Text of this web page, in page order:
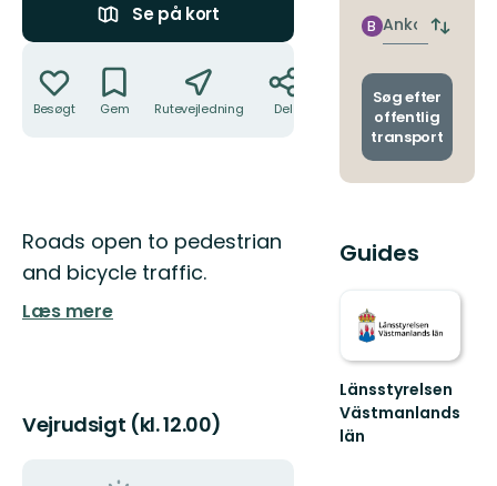
Se på kort
Besøgt Gem Rutevejledning Del
Beskrivelse
Roads open to pedestrian
and bicycle traffic.
Læs mere
Vejrudsigt (kl. 12.00)
Ankomst
B
Skift
og
Søg efter
offentlig
transport
Guides
Länsstyrelsen
Västmanlands
län